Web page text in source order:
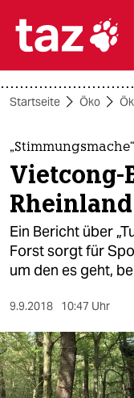

themen
politik
öko
gesellschaft
sport
berlin
usa
Startseite Öko
Vietcong-
Rheinland
Ein Bericht über
Forst sorgt für
um den es geht,
9.9.2018 10:47 Uhr